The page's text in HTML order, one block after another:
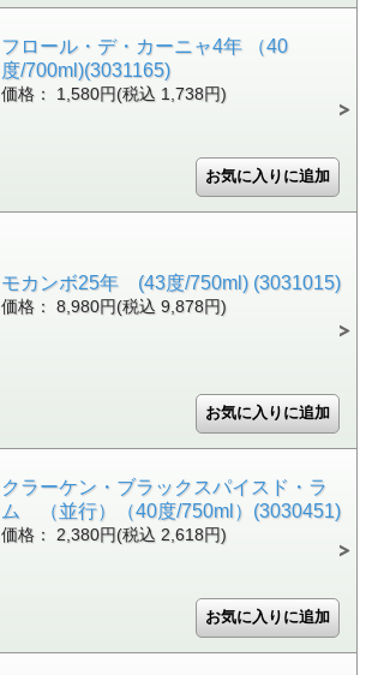
フロール・デ・カーニャ4年 （40
度/700ml)(3031165)
価格： 1,580円(税込 1,738円)
モカンボ25年 (43度/750ml) (3031015)
価格： 8,980円(税込 9,878円)
クラーケン・ブラックスパイスド・ラ
ム （並行）（40度/750ml）(3030451)
価格： 2,380円(税込 2,618円)